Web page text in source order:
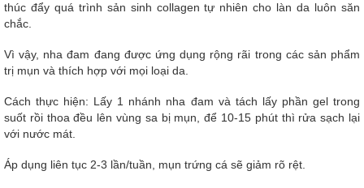
thúc đẩy quá trình sản sinh collagen tự nhiên cho làn da luôn săn
chắc.
Vì vậy, nha đam đang được ứng dụng rộng rãi trong các sản phẩm
trị mụn và thích hợp với mọi loại da.
Cách thực hiện: Lấy 1 nhánh nha đam và tách lấy phần gel trong
suốt rồi thoa đều lên vùng sa bị mụn, để 10-15 phút thì rửa sạch lại
với nước mát.
Áp dụng liên tục 2-3 lần/tuần, mụn trứng cá sẽ giảm rõ rệt.